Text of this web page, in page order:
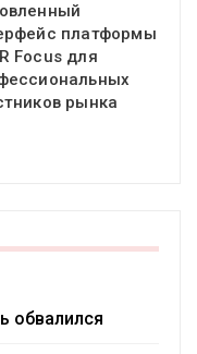
платформы
Focus для
рынка
обвалился